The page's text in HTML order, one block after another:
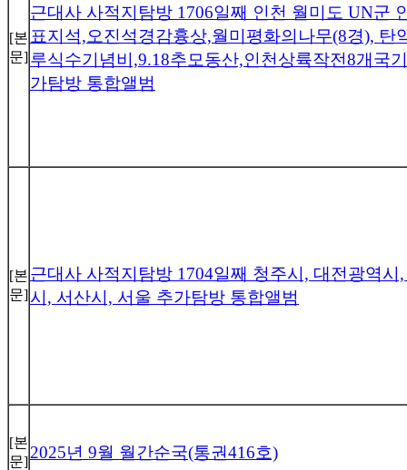
[본
문]
근대사 사적지탐방 1706일째 인천 월미도 UN군
표지석,오진석경감흉상,월미평화의나무(8경), 탄
루식수기념비,9.18추모동산,인천상륙작전8개국
가탐방 통합앨범
[본
문]
근대사 사적지탐방 1704일째 청주시, 대전광역
시, 서산시, 서울 추가탐방 통합앨범
[본
문]2025년 9월 월간순국(통권416호)